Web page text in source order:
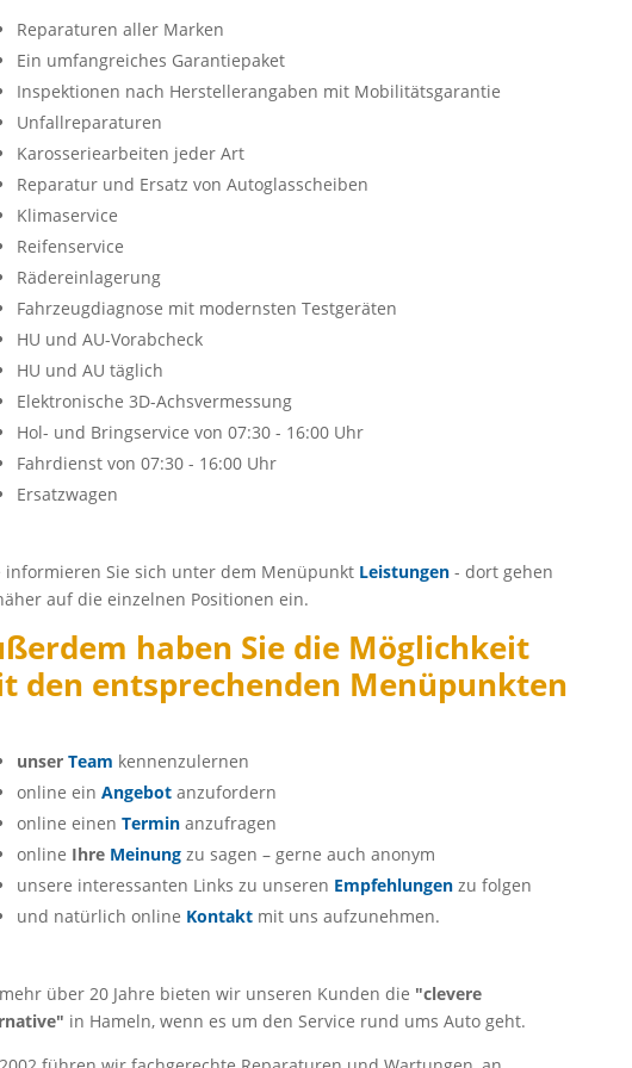
Reparaturen aller Marken
Ein umfangreiches Garantiepaket
Inspektionen nach Herstellerangaben mit Mobilitätsgarantie
Unfallreparaturen
Karosseriearbeiten jeder Art
Reparatur und Ersatz von Autoglasscheiben
Klimaservice
Reifenservice
Rädereinlagerung
Fahrzeugdiagnose mit modernsten Testgeräten
HU und AU-Vorabcheck
HU und AU täglich
Elektronische 3D-Achsvermessung
Hol- und Bringservice von 07:30 - 16:00 Uhr
Fahrdienst von 07:30 - 16:00 Uhr
Ersatzwagen
informieren Sie sich unter dem Menüpunkt Leistungen- dort gehen
auf die einzelnen Positionen ein.
haben Sie die Möglichkeit
den entsprechenden Menüpunkten
unser Team kennenzulernen
online ein Angebotanzufordern
online einen Terminanzufragen
online Ihre Meinungzu sagen – gerne auch anonym
unsere interessanten Links zu unseren Empfehlungenzu folgen
und natürlich online Kontaktmit uns aufzunehmen.
über 20 Jahre bieten wir unseren Kunden die "clevere
in Hameln, wenn es um den Service rund ums Auto geht.